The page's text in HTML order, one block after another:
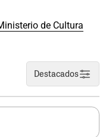
de Cultura
Destacados